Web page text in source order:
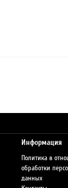
Информация
Политика в
обработки
данных